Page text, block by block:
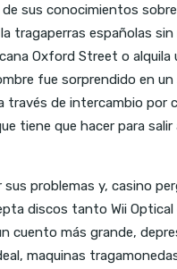
sus conocimientos
tragaperras españolas
Oxford Street o alquila
fue sorprendido en
de intercambio
tiene que hacer para
problemas y, casino
discos tanto Wii
más grande,
maquinas